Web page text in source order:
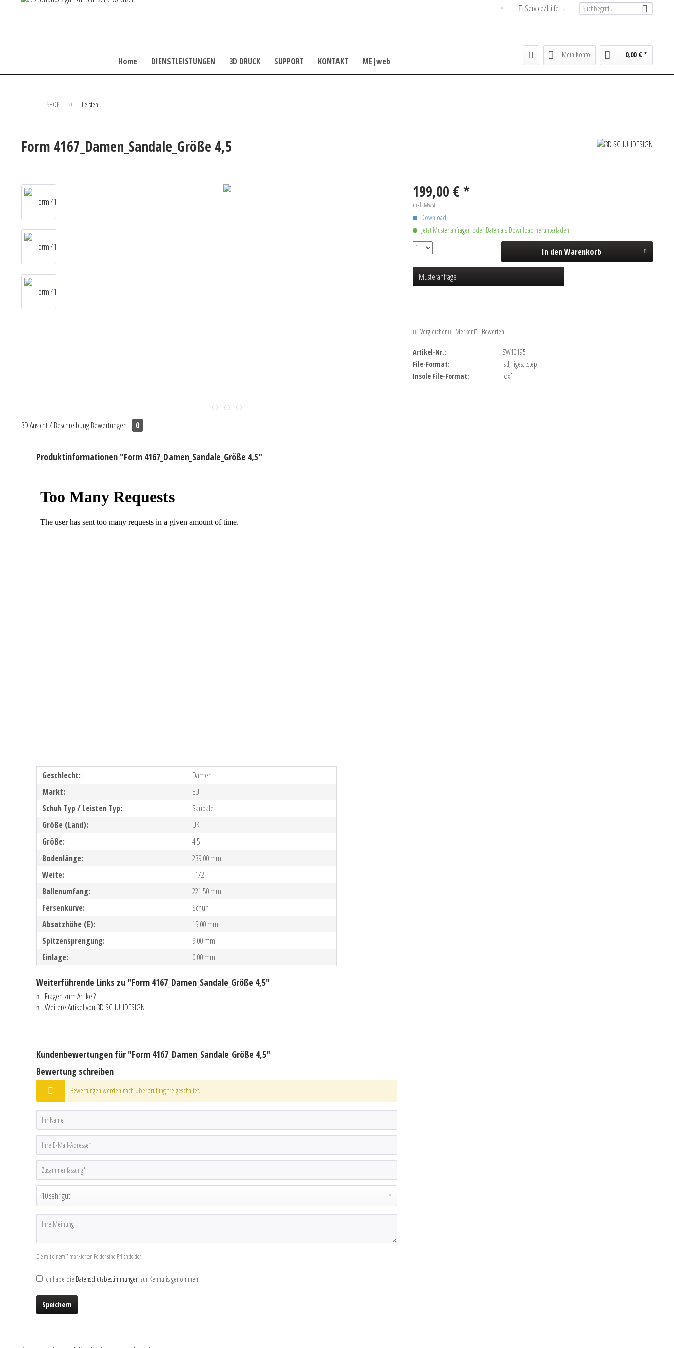
Deutsch Service/Hilfe
Mein Konto 0,00 € *
Home DIENSTLEISTUNGEN 3D DRUCK SUPPORT KONTAKT ME|web
SHOP Leisten
Form 4167_Damen_Sandale_Größe 4,5
199,00 € *
inkl. MwSt.
Download
Jetzt Muster anfragen oder Daten als Download herunterladen!
In denWarenkorb
Musteranfrage
Vergleichen Merken Bewerten
Artikel-Nr.:
SW10195
File-Format:
.stl, .iges, .step
Insole File-Format:
.dxf
3D Ansicht / BeschreibungBewertungen 0
Produktinformationen "Form 4167_Damen_Sandale_Größe 4,5"
Geschlecht:
Damen
Markt:
EU
Schuh Typ / Leisten Typ:
Sandale
Größe (Land):
UK
Größe:
4.5
Bodenlänge:
239.00 mm
Weite:
F1/2
Ballenumfang:
221.50 mm
Fersenkurve:
Schuh
Absatzhöhe (E):
15.00 mm
Spitzensprengung:
9.00 mm
Einlage:
0.00 mm
Weiterführende Links zu "Form 4167_Damen_Sandale_Größe 4,5"
Fragen zum Artikel?
Weitere Artikel von 3D SCHUHDESIGN
Kundenbewertungen für "Form 4167_Damen_Sandale_Größe 4,5"
Bewertung schreiben
Bewertungen werden nach Überprüfung freigeschaltet.
Die mit einem * markierten Felder sind Pflichtfelder.
Ich habe die Datenschutzbestimmungen zur Kenntnis genommen.
Speichern